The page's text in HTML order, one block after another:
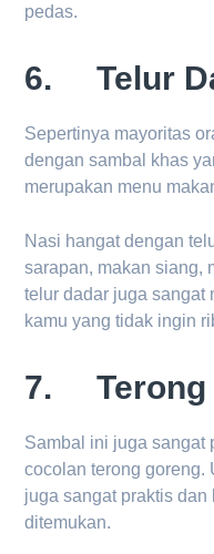
pedas.
6. Telur
Sepertinya mayoritas
dengan sambal khas
merupakan menu
Nasi hangat dengan
sarapan, makan siang,
telur dadar juga sangat
kamu yang tidak ingin
7. Terong
Sambal ini juga sangat
cocolan terong goreng.
juga sangat praktis
ditemukan.